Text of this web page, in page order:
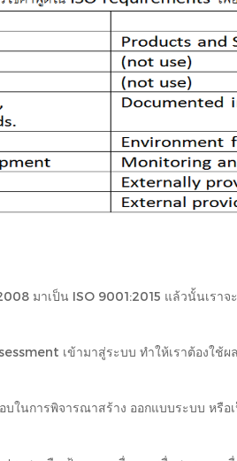
มาเป็น ISO 9001:2015 แล้วนั้นเราจะ
เข้ามาสู่ระบบ ทำให้เราต้อง
ในการพิจารณาสร้าง ออกแบบระบบ ห